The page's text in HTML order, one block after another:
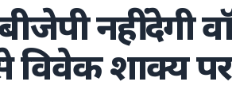
नहीं देगी
शाक्‍य पर